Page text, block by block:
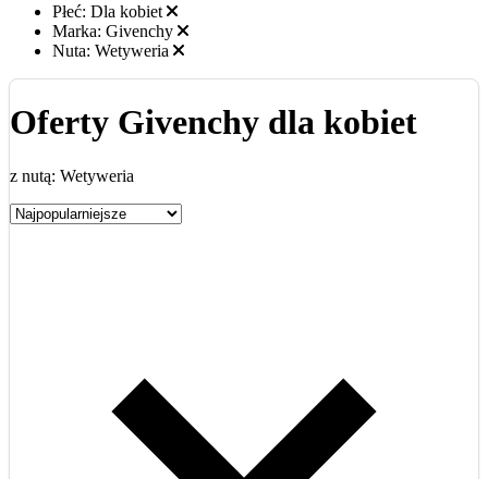
Płeć: Dla kobiet
Marka: Givenchy
Nuta: Wetyweria
Oferty Givenchy dla kobiet
z nutą: Wetyweria